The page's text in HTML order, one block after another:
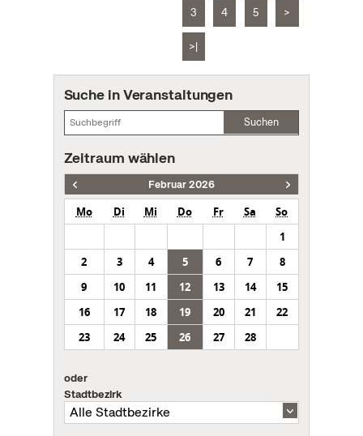
3 4 5 >
>|
Suche in Veranstaltungen
Suchen
Zeitraum wählen
Februar 2026
Mo Di Mi Do Fr Sa
So
1
2
3 4 5 6 7
8
9
10 11 12 13 14
15
16
17 18 19 20 21
22
23
24 25 26 27 28
oder
Stadtbezirk